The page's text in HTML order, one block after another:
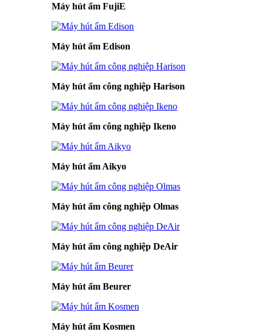
Máy hút ẩm FujiE
Máy hút ẩm Edison
Máy hút ẩm công nghiệp Harison
Máy hút ẩm công nghiệp Ikeno
Máy hút ẩm Aikyo
Máy hút ẩm công nghiệp Olmas
Máy hút ẩm công nghiệp DeAir
Máy hút ẩm Beurer
Máy hút ẩm Kosmen